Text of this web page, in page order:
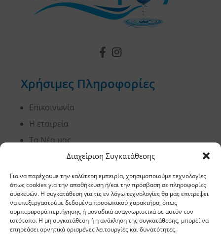
Διαχείριση Συγκατάθεσης
Για να παρέχουμε την καλύτερη εμπειρία, χρησιμοποιούμε τεχνολογίες
όπως cookies για την αποθήκευση ή/και την πρόσβαση σε πληροφορίες
συσκευών. Η συγκατάθεση για τις εν λόγω τεχνολογίες θα μας επιτρέψει
να επεξεργαστούμε δεδομένα προσωπικού χαρακτήρα, όπως
συμπεριφορά περιήγησης ή μοναδικά αναγνωριστικά σε αυτόν τον
ιστότοπο. Η μη συγκατάθεση ή η ανάκληση της συγκατάθεσης, μπορεί να
επηρεάσει αρνητικά ορισμένες λειτουργίες και δυνατότητες.
Χρήσιμες Πληροφορίες
Επικοινωνία
Η εταιρεία
Τα Νέα μας
Σημεία Πώλησης
Χρήσιμες Συμβουλές
Είσοδος B2B
Όροι Χρήσης
Τρόποι Πληρωμής Αποστολής